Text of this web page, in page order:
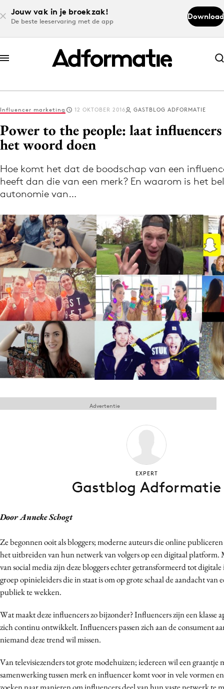
Jouw vak in je broekzak!
De beste leeservaring met de app
Download
Abonneer nu
Abonneer nu
Log in
Volg het laatste nieuws via de Adformatie
Nieuws app
Menu
Home
9 sept: GenAI-training
12 nov: MarketingLive!
Adverteren
Events
Opleidingen
Vacatures
Craft
Data & Insights
Design
Digital transformation
Diversiteit
Gedragsverandering
Influencer marketing
Martech
Media
Influencer marketing 12 OKTOBER 2016 GASTBLOG ADFORMATIE
Power to the people: laat influencers
het woord doen
Hoe komt het dat de boodschap van een
heeft dan die van een merk? En waarom is het
autonomie van…
Door Anneke Schogt
Ze begonnen ooit als bloggers; moderne auteurs die online
het uitbreiden van hun netwerk van volgers op een digitaal platform.
van social media zijn deze bloggers echter getransformeerd tot
groep opinieleiders die in staat is om op grote schaal de aandacht van
publiek te wekken.
Wat maakt deze influencers zo bijzonder? Influencers zijn een klasse
zich continu ontwikkelt. Influencers passen zich aan de consument
niemand deze trend wil missen.
Van televisiezenders tot grote modehuizen; iedereen wil een graantje
samenwerking tussen merk en influencer komt voor in vele vormen
zoeken naar manieren om influencers deel van hun vaste netwerk te
Advertentie
EXPERT
Gastblog Adformatie